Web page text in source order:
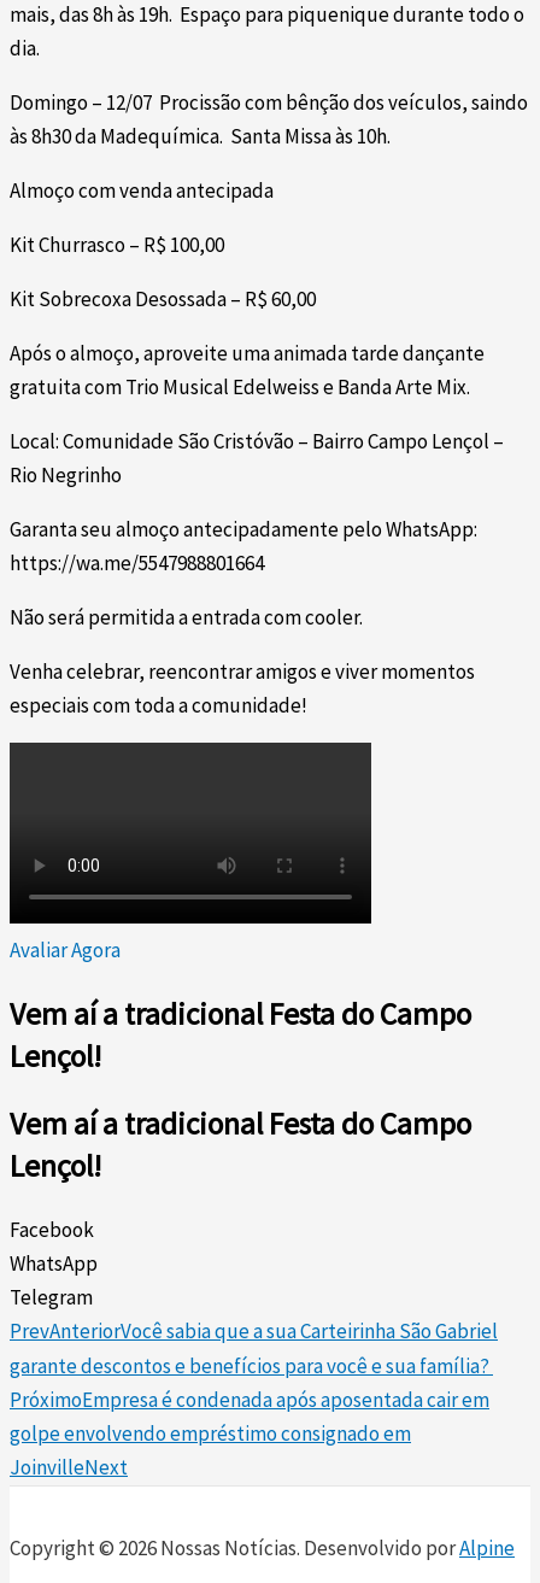
mais, das 8h às 19h. Espaço para piquenique durante todo o
dia.
Domingo – 12/07 Procissão com bênção dos veículos, saindo
às 8h30 da Madequímica. Santa Missa às 10h.
Almoço com venda antecipada
Kit Churrasco – R$ 100,00
Kit Sobrecoxa Desossada – R$ 60,00
Após o almoço, aproveite uma animada tarde dançante
gratuita com Trio Musical Edelweiss e Banda Arte Mix.
Local: Comunidade São Cristóvão – Bairro Campo Lençol –
Rio Negrinho
Garanta seu almoço antecipadamente pelo WhatsApp:
https://wa.me/5547988801664
Não será permitida a entrada com cooler.
Venha celebrar, reencontrar amigos e viver momentos
especiais com toda a comunidade!
Avaliar Agora
Vem aí a tradicional Festa do Campo
Lençol!
Vem aí a tradicional Festa do Campo
Lençol!
Facebook
WhatsApp
Telegram
PrevAnteriorVocê sabia que a sua Carteirinha São Gabriel
garante descontos e benefícios para você e sua família?
PróximoEmpresa é condenada após aposentada cair em
golpe envolvendo empréstimo consignado em
JoinvilleNext
Copyright © 2026 Nossas Notícias. Desenvolvido porAlpine